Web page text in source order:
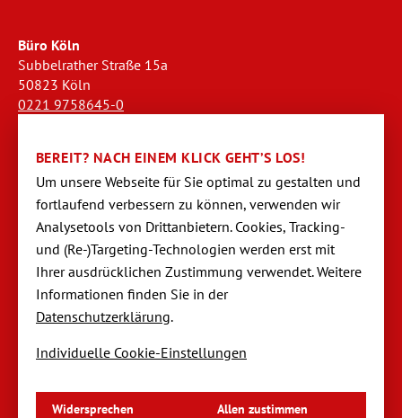
Büro Köln
Subbelrather Straße 15a
50823 Köln
0221 9758645-0
Büro Stendal
Westwall 18
39576 Stendal
03931 520944-0
stendal@dornseifer-personal.de
Datenschutzeinstellungen
BEREIT? NACH EINEM KLICK GEHT’S LOS!
Um unsere Webseite für Sie optimal zu gestalten und
fortlaufend verbessern zu können, verwen­den wir
Analysetools von Dritt­anbietern. Cookies, Tracking-
und (Re-)Targeting-Techno­logien werden erst mit
Ihrer ausdrücklichen Zustimmung verwendet. Weitere
Informationen finden Sie in der
Datenschutzerklärung.
Individuelle Cookie-Einstellungen
Widersprechen Allen zustimmen